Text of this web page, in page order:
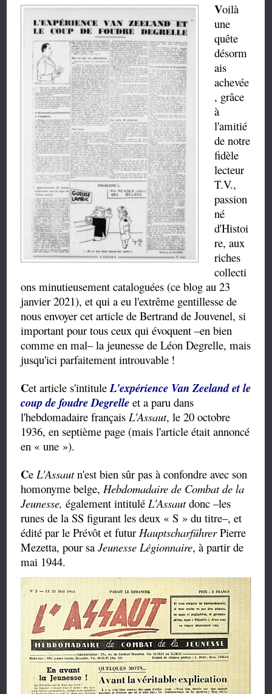
Voilà
une
quête
désorm
ais
achevée
, grâce
à
l'amitié
de notre
fidèle
lecteur
T.V.,
passion
né
d'Histoi
re, aux
riches
collecti
ons minutieusement cataloguées (ce blog au 23
janvier 2021), et qui a eu l'extrême gentillesse de
nous envoyer cet article de Bertrand de Jouvenel, si
important pour tous ceux qui évoquent –en bien
comme en mal– la jeunesse de Léon Degrelle, mais
jusqu'ici parfaitement introuvable !
Cet article s'intitule L'expérience Van Zeeland et le
coup de foudre Degrelle et a paru dans
l'hebdomadaire françaisL'Assaut, le 20 octobre
1936, en septième page (mais l'article était annoncé
en « une »).
CeL'Assautn'est bien sûr pas à confondre avec son
homonyme belge,Hebdomadaire de Combat de la
Jeunesse,également intituléL'Assautdonc –les
runes de la SS figurant les deux « S » du titre–, et
édité par le Prévôt et futurHauptscharführerPierre
Mezetta, pour saJeunesse Légionnaire, à partir de
mai 1944.